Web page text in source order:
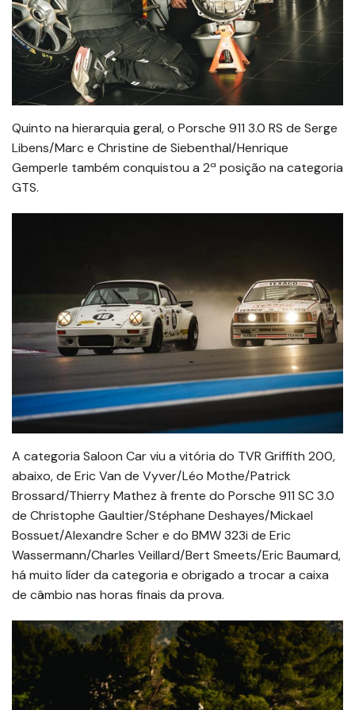
Quinto na hierarquia geral, o Porsche 911 3.0 RS de Serge
Libens/Marc e Christine de Siebenthal/Henrique
Gemperle também conquistou a 2ª posição na categoria
GTS.
A categoria Saloon Car viu a vitória do TVR Griffith 200,
abaixo, de Eric Van de Vyver/Léo Mothe/Patrick
Brossard/Thierry Mathez à frente do Porsche 911 SC 3.0
de Christophe Gaultier/Stéphane Deshayes/Mickael
Bossuet/Alexandre Scher e do BMW 323i de Eric
Wassermann/Charles Veillard/Bert Smeets/Eric Baumard,
há muito líder da categoria e obrigado a trocar a caixa
de câmbio nas horas finais da prova.